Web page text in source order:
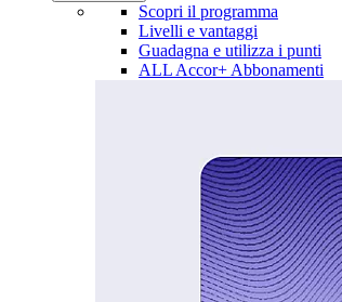
Scopri il programma
Livelli e vantaggi
Guadagna e utilizza i punti
ALL Accor+ Abbonamenti